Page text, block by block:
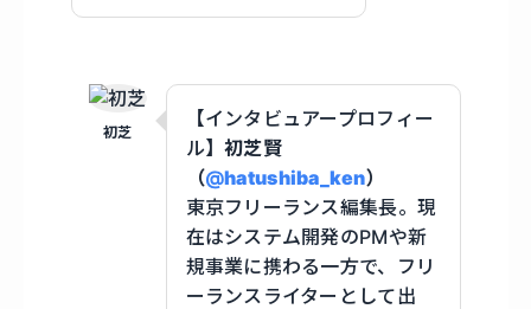
初芝
【インタビュアープロフィー
ル】初芝賢
（@hatushiba_ken）
東京フリーランス編集長。現
在はシステム開発のPMや新
規事業に携わる一方で、フリ
ーランスライターとして出